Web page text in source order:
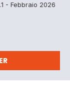
- Febbraio 2026